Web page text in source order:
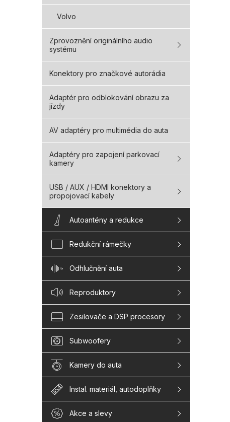
Volvo
Zprovoznění originálního audio
systému
Konektory pro značkové autorádia
Adaptér pro odblokování obrazu za
jízdy
AV adaptéry pro multimédia do auta
Adaptéry pro zapojení parkovací
kamery
USB / AUX / HDMI konektory a
propojovací kabely
Autoantény a redukce
Redukční rámečky
Odhlučnění auta
Reproduktory
Zesilovače a DSP procesory
Subwoofery
Kamery do auta
Instal. materiál, autodoplňky
Akce a slevy